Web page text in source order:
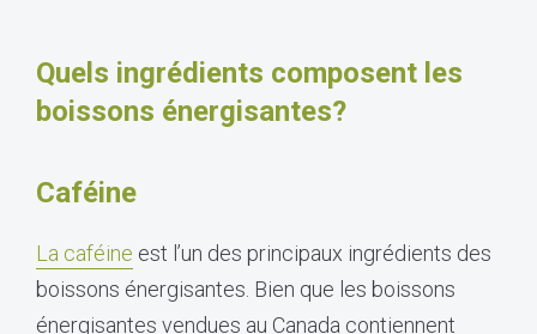
Quels ingrédients composent les
boissons énergisantes?
Caféine
La caféine est l’un des principaux ingrédients des
boissons énergisantes. Bien que les boissons
énergisantes vendues au Canada contiennent